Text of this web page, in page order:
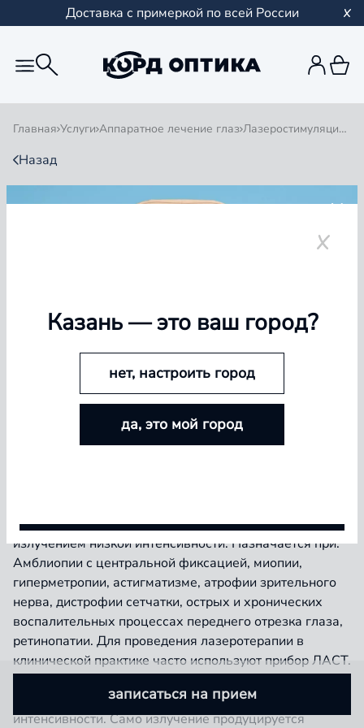
Доставка с примеркой по всей России
Главная Услуги Аппаратное лечение глаз Лазеростимуляция «ЛАСТ»
Назад
ЛАЗЕРОСТИМУЛЯЦИЯ
специалиста
Прибор воздействует на глаза импульсным лазерным
излучением низкой интенсивности. Назначается при:
Амблиопии с центральной фиксацией, миопии,
гиперметропии, астигматизме, атрофии зрительного
нерва, дистрофии сетчатки, острых и хронических
воспалительных процессах переднего отрезка глаза,
ретинопатии. Для проведения лазеротерапии в
клинической практике часто используют прибор ЛАСТ.
воздействием лазерного излучения низкой
интенсивности. Само излучение продуцируется
записаться на прием
БОЛЬШЕ ЛИНЗ — БОЛЬШЕ СКИДКА
Покупайте контактные линзы Airway и увеличивайте
размер скидки — от 5% до 15%
Казань— это ваш город?
нет, настроить город
да, это мой город